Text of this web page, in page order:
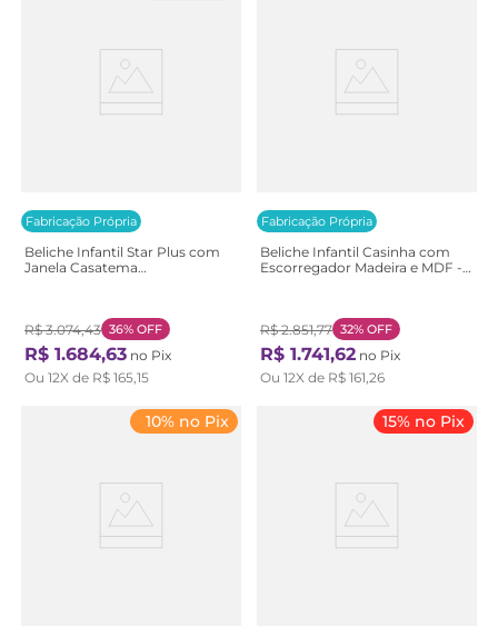
Fabricação Própria
Beliche Infantil Star Plus com
Janela Casatema
R$ 3.074,43 36% OFF
R$ 1.684,63 no Pix
Ou 12X de R$ 165,15
Fabricação Própria
Beliche Infantil Casinha com
Escorregador Madeira e MDF -
R$ 2.851,77 32% OFF
R$ 1.741,62 no Pix
Ou 12X de R$ 161,26
10% no Pix 15% no Pix